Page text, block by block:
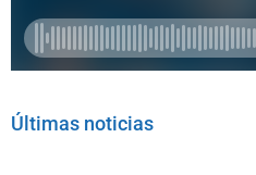
Últimas noticias